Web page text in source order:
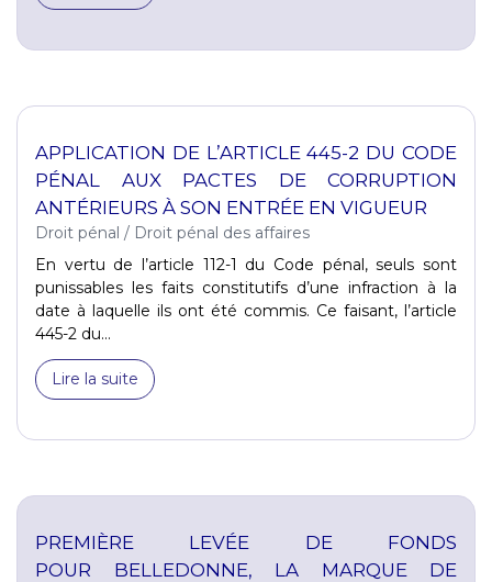
APPLICATION DE L’ARTICLE 445-2 DU CODE
PÉNAL AUX PACTES DE CORRUPTION
ANTÉRIEURS À SON ENTRÉE EN VIGUEUR
Droit pénal / Droit pénal des affaires
En vertu de l’article 112-1 du Code pénal, seuls sont
punissables les faits constitutifs d’une infraction à la
date à laquelle ils ont été commis. Ce faisant, l’article
445-2 du...
Lire la suite
PREMIÈRE LEVÉE DE FONDS
POUR BELLEDONNE, LA MARQUE DE